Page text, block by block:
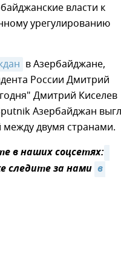
власти к
урегулированию
в Азербайджане,
России Дмитрий
Дмитрий Киселев
Азербайджан
двумя странами.
в наших соцсетях:
следите за нами в